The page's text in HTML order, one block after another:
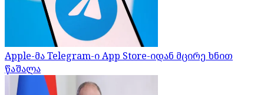
Apple-მა Telegram-ი App Store-იდან მცირე ხნით
წაშალა